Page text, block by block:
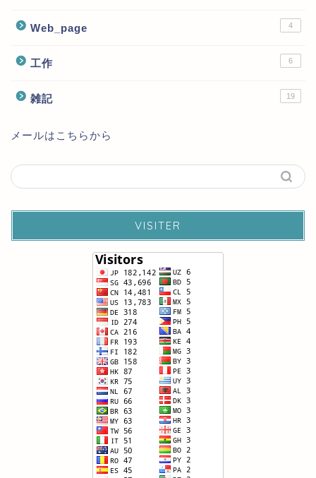
Web_page 4
工作 6
雑記 19
メールはこちらから
VISITER